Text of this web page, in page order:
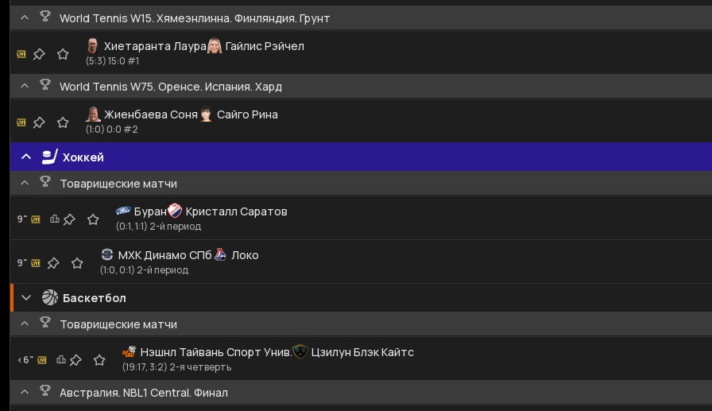
World Tennis W15. Хямеэнлинна. Финляндия. Грунт
Хиетаранта Лаура
Гайлис Рэйчел
(5:3) 15:0 #1
World Tennis W75. Оренсе. Испания. Хард
Жиенбаева Соня
Сайго Рина
(1:0) 0:0 #2
Хоккей
Товарищеские матчи
9"
Буран Кристалл Саратов
(0:1, 1:1) 2-й период
9"
МХК Динамо СПб Локо
(1:0, 0:1) 2-й период
Баскетбол
Товарищеские матчи
<6"
Нэшнл Тайвань Спорт Унив. Цзилун Блэк Кайтс
(19:17, 3:2) 2-я четверть
Австралия. NBL1 Central. Финал